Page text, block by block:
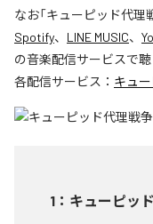
なお「キューピッド代理
Spotify、 LINE MUSIC、
の音楽配信サービスで聴
各配信サービス： キュー
1 ： キューピッ